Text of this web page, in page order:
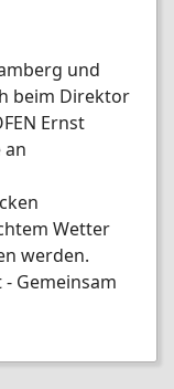
und
beim Direktor
Ernst
an
Wetter
werden.
Gemeinsam